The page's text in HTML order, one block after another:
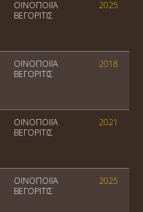
ΟΙΝΟΠΟΙΪΑ
ΒΕΓΟΡΙΤΙΣ
2025
ΟΙΝΟΠΟΙΪΑ
ΒΕΓΟΡΙΤΙΣ
2018
ΟΙΝΟΠΟΙΪΑ
ΒΕΓΟΡΙΤΙΣ
2021
ΟΙΝΟΠΟΙΪΑ
ΒΕΓΟΡΙΤΙΣ
2025